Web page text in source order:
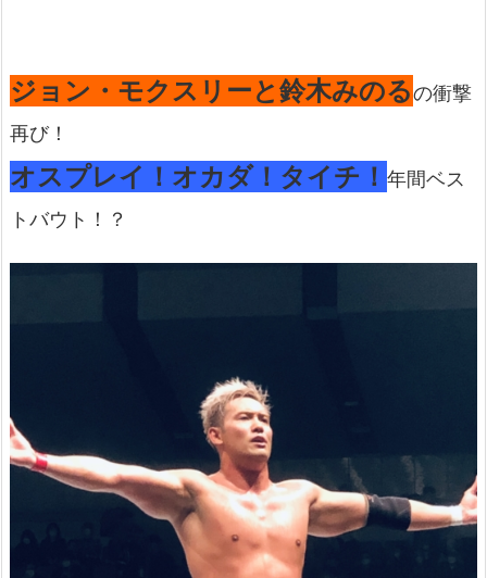
ジョン・モクスリーと鈴木みのるの衝撃
再び！
オスプレイ！オカダ！タイチ！ 年間ベス
トバウト！？